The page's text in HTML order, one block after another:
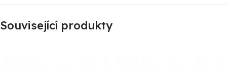
Související produkty